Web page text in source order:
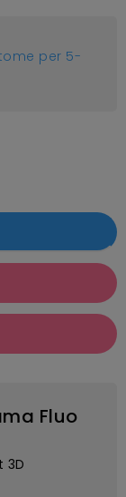
per 5-
Fluo
3D